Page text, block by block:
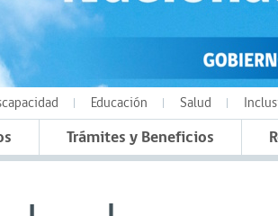
Educación Salud
Trámites y Beneficios